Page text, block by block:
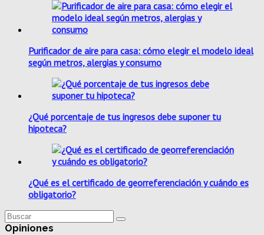
Purificador de aire para casa: cómo elegir el modelo ideal
según metros, alergias y consumo
¿Qué porcentaje de tus ingresos debe suponer tu
hipoteca?
¿Qué es el certificado de georreferenciación y cuándo es
obligatorio?
Opiniones